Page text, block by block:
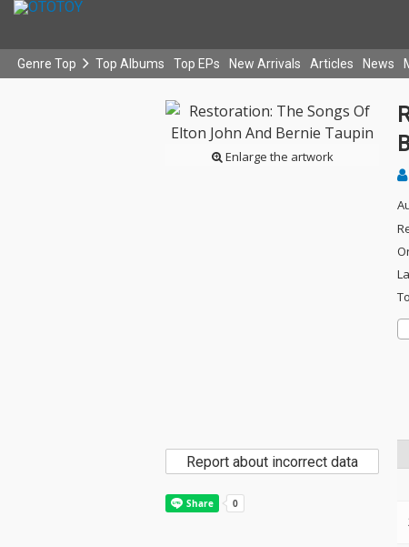
Genre Top Top Albums Top EPs New Arrivals Articles News
Enlarge the artwork
Report about incorrect data